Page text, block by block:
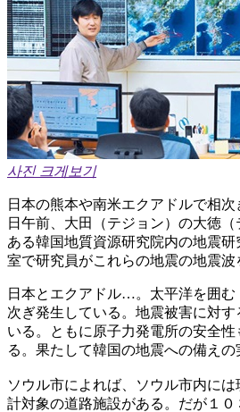
사진 크게보기
日本の熊本や南米エクアドルで相
日午前、大田（テジョン）の大徳
ある韓国地質資源研究院内の地震
室で研究員がこれらの地震の地震波
日本とエクアドル…。太平洋を囲む
次ぎ発生している。地震被害に対
いる。ともに原子力発電所の安全
る。果たして韓国の地震への備えの
ソウル市によれば、ソウル市内に
計対象の道路施設がある。だが１